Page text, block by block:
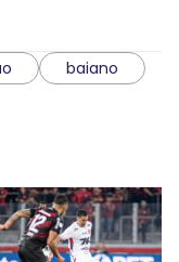
baiano